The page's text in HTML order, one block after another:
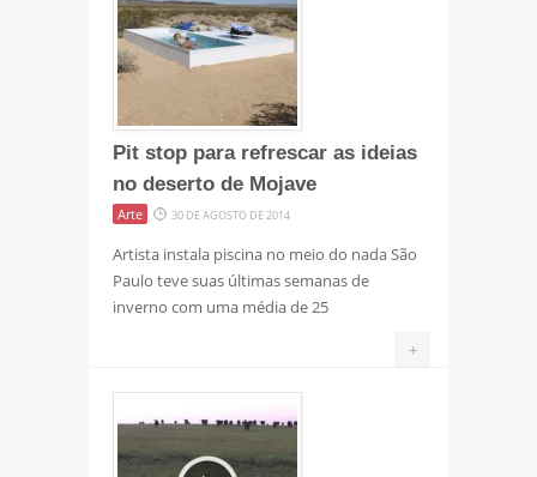
Pit stop para refrescar as ideias
no deserto de Mojave
Arte 30 DE AGOSTO DE 2014
Artista instala piscina no meio do nada São
Paulo teve suas últimas semanas de
inverno com uma média de 25
+